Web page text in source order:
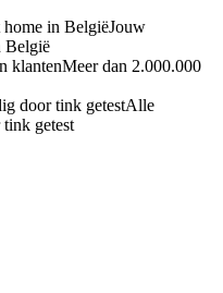
Jouw
België
Meer dan 2.000.000
Alle
getest